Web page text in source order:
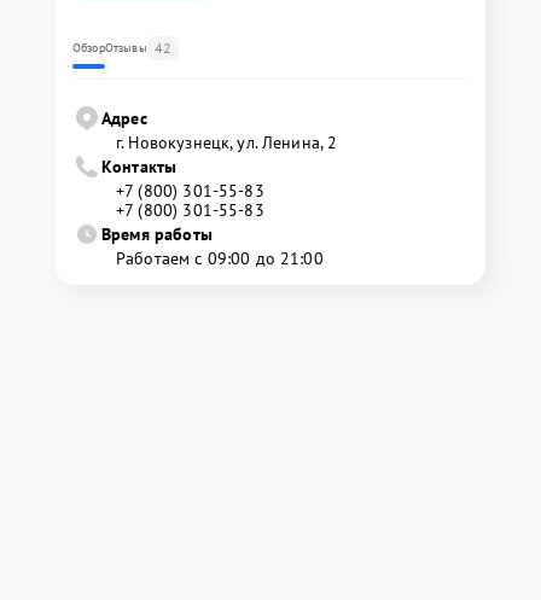
ОбзорОтзывы 42
Адрес
г. Новокузнецк, ул. Ленина, 2
Контакты
+7 (800) 301-55-83
+7 (800) 301-55-83
Время работы
Работаем с 09:00 до 21:00